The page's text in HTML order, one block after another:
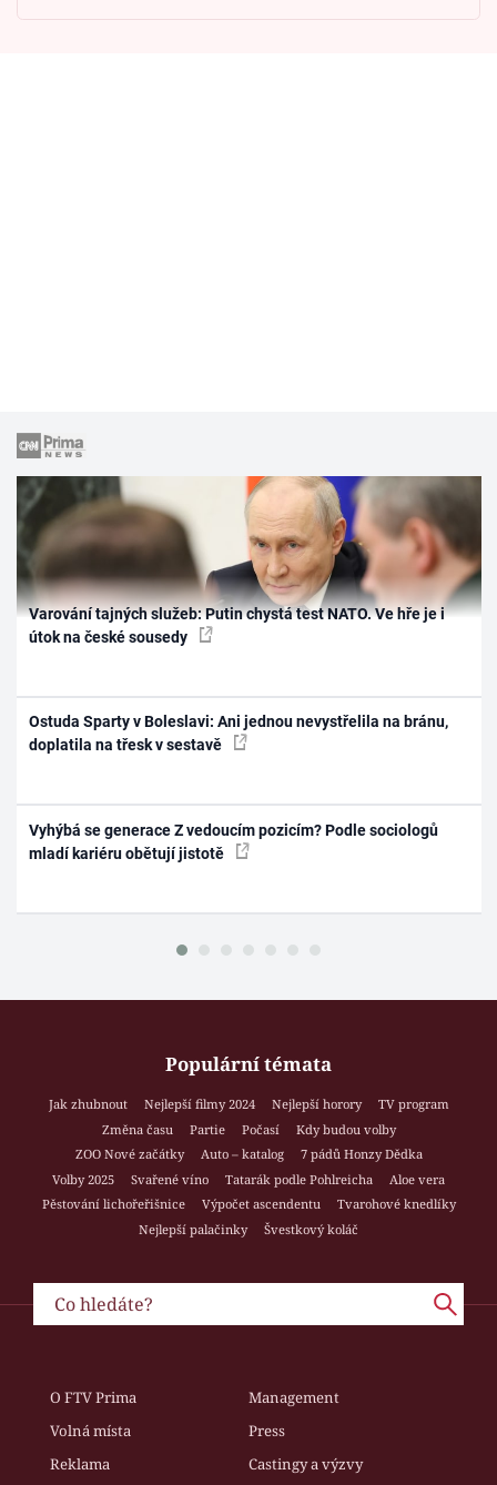
Varování tajných služeb: Putin chystá test NATO. Ve hře je i
útok na české sousedy
Ostuda Sparty v Boleslavi: Ani jednou nevystřelila na bránu,
doplatila na třesk v sestavě
Vyhýbá se generace Z vedoucím pozicím? Podle sociologů
mladí kariéru obětují jistotě
Populární témata
Jak zhubnout Nejlepší filmy 2024 Nejlepší horory
TV program
Změna času
Partie Počasí
Kdy budou volby
ZOO Nové začátky
Auto – katalog
7 pádů Honzy Dědka
Volby 2025
Svařené víno Tatarák podle Pohlreicha
Aloe vera
Pěstování lichořeřišnice
Výpočet ascendentu
Tvarohové knedlíky
Nejlepší palačinky
Švestkový koláč
O FTV Prima
Management
Volná místa
Press
Reklama
Castingy a výzvy